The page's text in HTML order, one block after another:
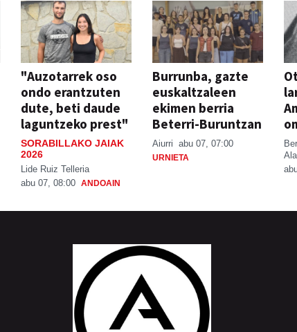
"Auzotarrek oso
ondo erantzuten
dute, beti daude
laguntzeko prest"
SORABILLAKO JAIAK
2026
Lide Ruiz Telleria
abu 07, 08:00 ANDOAIN
Burrunba, gazte
euskaltzaleen
ekimen berria
Beterri-Buruntzan
Aiurri abu 07, 07:00
URNIETA